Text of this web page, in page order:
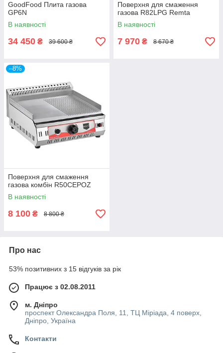
GoodFood Плита газова
GP6N
В наявності
34 450 ₴ 39 600 ₴
Поверхня для смаження
газова R82LPG Remta
В наявності
7 970 ₴ 8 670 ₴
–8%
Поверхня для смаження
газова комбін R50CEPOZ
В наявності
8 100 ₴ 8 800 ₴
Про нас
53% позитивних з 15 відгуків за рік
Працює з 02.08.2011
м. Дніпро
проспект Олександра Поля, 11, ТЦ Міріада, 4 поверх,
Дніпро, Україна
Контакти